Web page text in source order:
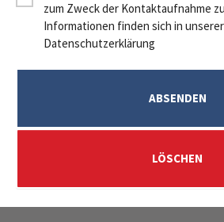
zum Zweck der Kontaktaufnahme
Informationen finden sich in unserer
Datenschutzerklärung